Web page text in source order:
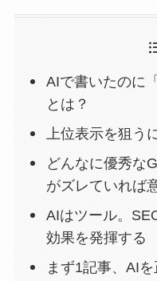
AIで書いたのに
とは？
上位表示を狙う
どんなに優秀な
がズレていれば
AIはツール。
効果を発揮する
まず1記事、AI